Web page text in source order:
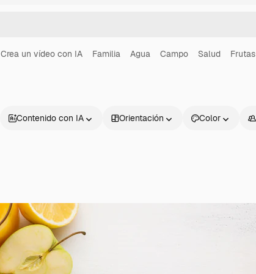
Crea un vídeo con IA Familia Agua Campo Salud Frutas
Contenido con IA Orientación Color